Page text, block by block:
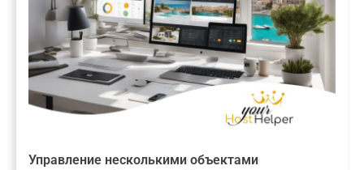
Управление несколькими объектами